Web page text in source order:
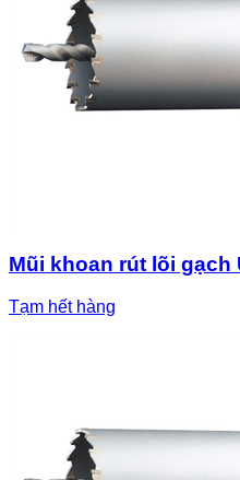
Mũi khoan rút lõi gạch
Tạm hết hàng